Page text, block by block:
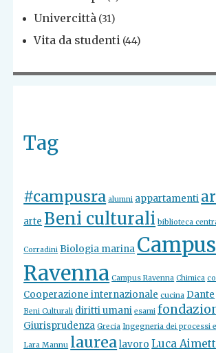
Univercittà (31)
Vita da studenti (44)
Tag
#campusra alumni appartamenti
arte Beni culturali biblioteca
Corradini Biologia marina
Ravenna Campus Ravenna Chimica
Cooperazione internazionale cucina Dante
Beni Culturali diritti umani esami
Giurisprudenza Grecia Ingegneria dei processi
Lara Mannu laurealavoro Luca